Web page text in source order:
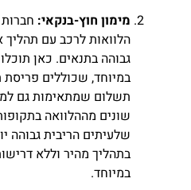
מימון חוץ-בנקאי:
הלוואות לרכב עם תהליך
גבוהה בתנאים. כאן
במיוחד, שכוללים
תשלום שמתאימות גם
שונים מההלוואה
שלעיתים הריבית גבוהה
בתהליך מהיר וללא
במיוחד.